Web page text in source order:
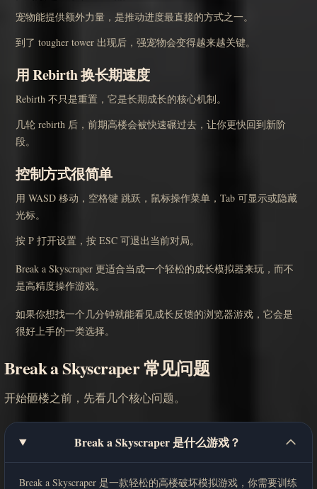
宠物能提供额外力量，是推动进度最直接的方式之一。
到了 tougher tower 出现后，强宠物会变得越来越关键。
用 Rebirth 换长期速度
Rebirth 不只是重置，它是长期成长的核心机制。
几轮 rebirth 后，前期高楼会被快速碾过去，让你更快回到新阶
段。
控制方式很简单
用 WASD 移动，空格键 跳跃，鼠标操作菜单，Tab 可显示或隐藏
光标。
按 P 打开设置，按 ESC 可退出当前对局。
Break a Skyscraper 更适合当成一个轻松的成长模拟器来玩，而不
是高精度操作游戏。
如果你想找一个几分钟就能看见成长反馈的浏览器游戏，它会是
很好上手的一类选择。
Break a Skyscraper 常见问题
开始砸楼之前，先看几个核心问题。
Break a Skyscraper 是什么游戏？
Break a Skyscraper 是一款轻松的高楼破坏模拟游戏，你需要训练